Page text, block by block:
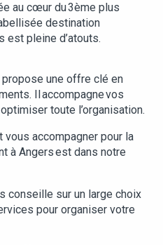
au cœur du 3ème plus
destination
est pleine d’atouts.
une offre clé en
Il accompagne vos
toute l’organisation.
accompagner pour la
à Angers est dans notre
conseille sur un large choix
pour organiser votre